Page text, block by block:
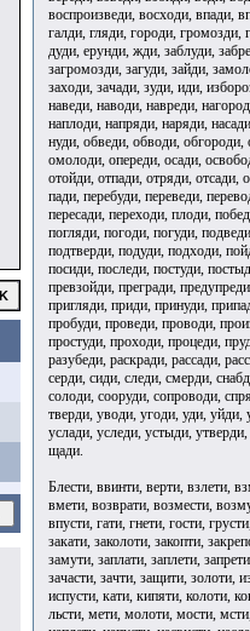
воспроизведи, восходи, впади,
галди, гляди, городи, громозди,
дуди, ерунди, жди, заблуди,
загромозди, загуди, зайди,
заходи, зачади, зуди, иди,
наведи, наводи, навреди,
наплоди, напряди, наряди,
нуди, обведи, обводи,
омолоди, опереди, осади,
отойди, отпади, отряди, отсади,
пади, перебуди, переведи,
пересади, переходи, плоди,
погляди, погоди, погуди,
подтверди, подуди, подходи,
посиди, последи, постуди,
превзойди, прегради,
пригляди, приди, принуди,
пробуди, проведи, проводи,
простуди, проходи, процеди,
разубеди, раскради, рассади,
серди, сиди, следи, смерди,
солоди, сооруди, сопроводи,
тверди, уводи, угоди, уди, уйди,
услади, уследи, устыди,
щади.
Блести, ввинти, верти, взлети,
вмети, возврати, возмести,
впусти, гати, гнети, гости,
закати, заколоти, закопти,
замути, заплати, заплети,
зачасти, зачти, защити, золоти,
испусти, кати, кипяти, колоти,
льсти, мети, молоти, мости,